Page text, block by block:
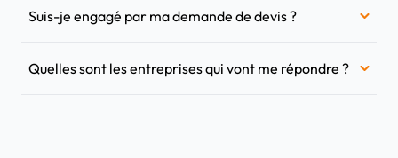
Suis-je engagé par ma demande de devis ?
Quelles sont les entreprises qui vont me répondre ?